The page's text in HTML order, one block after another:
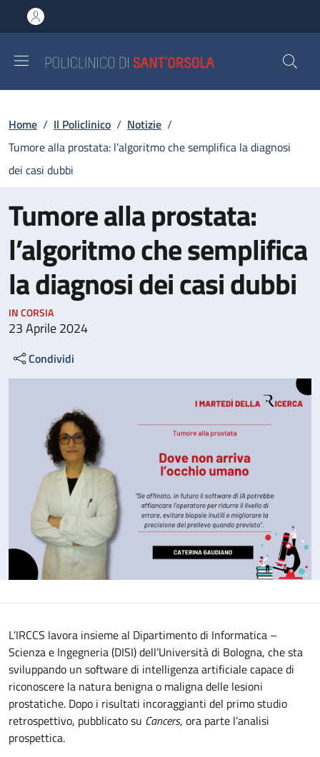
al contenuto principale
to footer content
Briciole di pane
Home / Il Policlinico / Notizie /
Tumore alla prostata: l’algoritmo che semplifica la diagnosi
dei casi dubbi
Tumore alla prostata:
l’algoritmo che semplifica
la diagnosi dei casi dubbi
IN CORSIA
23 Aprile 2024
Condividi
L’IRCCS lavora insieme al Dipartimento di Informatica –
Scienza e Ingegneria (DISI) dell’Università di Bologna, che sta
sviluppando un software di intelligenza artificiale capace di
riconoscere la natura benigna o maligna delle lesioni
prostatiche. Dopo i risultati incoraggianti del primo studio
retrospettivo, pubblicato su Cancers, ora parte l’analisi
prospettica.